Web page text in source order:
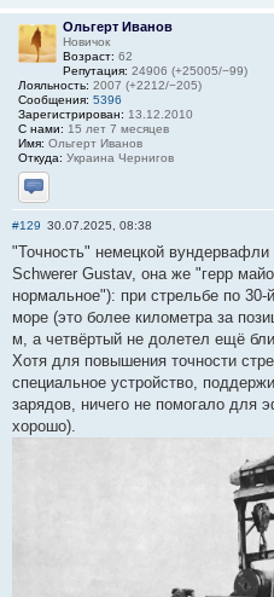
Ольгерт Иванов
Новичок
Возраст: 62
Репутация: 24906 (+25005/−99)
Лояльность: 2007 (+2212/−205)
Сообщения: 5396
Зарегистрирован: 13.12.2010
С нами: 15 лет 7 месяцев
Имя: Ольгерт Иванов
Откуда: Украина Чернигов
Отправить личное
#129 30.07.2025, 08:38
"Точность" немецкой
Schwerer Gustav, она же "герр
нормальное"): при стрельбе по
море (это более километра за
м, а четвёртый не долетел ещё
Хотя для повышения точности
специальное устройство,
зарядов, ничего не помогало для
хорошо).